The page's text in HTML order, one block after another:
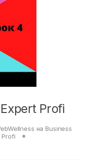
Profi
на Business